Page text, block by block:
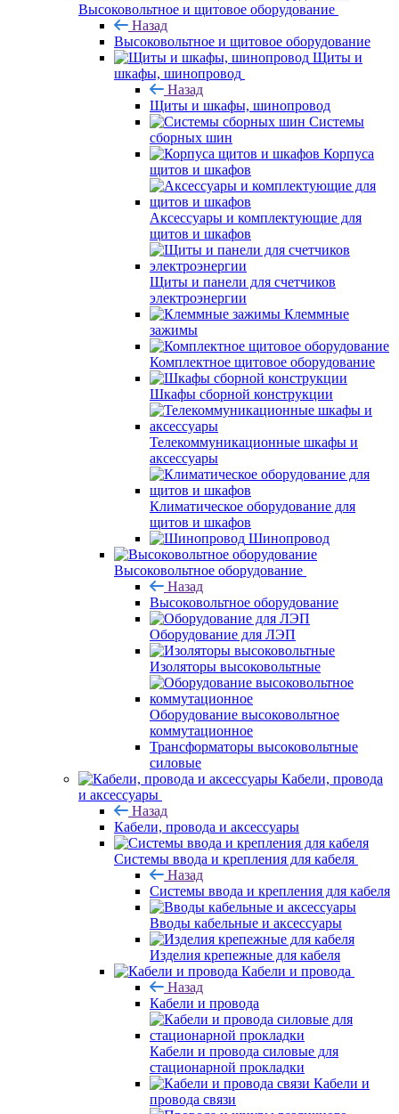
Высоковольтное и щитовое оборудование
Назад
Высоковольтное и щитовое оборудование
Щиты и
шкафы, шинопровод
Назад
Щиты и шкафы, шинопровод
Системы
сборных шин
Корпуса
щитов и шкафов
Аксессуары и комплектующие для
щитов и шкафов
Щиты и панели для счетчиков
электроэнергии
Клеммные
зажимы
Комплектное щитовое оборудование
Шкафы сборной конструкции
Телекоммуникационные шкафы и
аксессуары
Климатическое оборудование для
щитов и шкафов
Шинопровод
Высоковольтное оборудование
Назад
Высоковольтное оборудование
Оборудование для ЛЭП
Изоляторы высоковольтные
Оборудование высоковольтное
коммутационное
Трансформаторы высоковольтные
силовые
Кабели, провода
и аксессуары
Назад
Кабели, провода и аксессуары
Системы ввода и крепления для кабеля
Назад
Системы ввода и крепления для кабеля
Вводы кабельные и аксессуары
Изделия крепежные для кабеля
Кабели и провода
Назад
Кабели и провода
Кабели и провода силовые для
стационарной прокладки
Кабели и
провода связи